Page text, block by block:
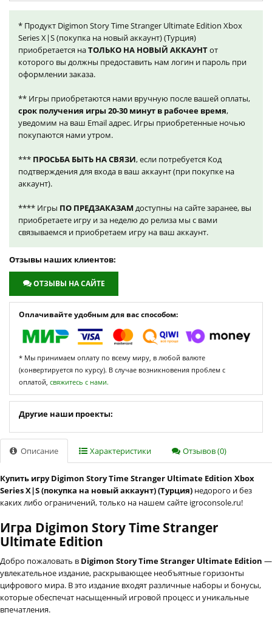
* Продукт Digimon Story Time Stranger Ultimate Edition Xbox
Series X|S (покупка на новый аккаунт) (Турция)
приобретается наТОЛЬКО НА НОВЫЙ АККАУНТот
которого вы должны предоставить нам логин и пароль при
оформлении заказа.
** Игры приобретаются нами вручную после вашей оплаты,
срок получения игры 20-30 минут в рабочее время,
уведомим на ваш Email адрес. Игры приобретенные ночью
покупаются нами утром.
*** ПРОСЬБА БЫТЬ НА СВЯЗИ, если потребуется Код
подтверждения для входа в ваш аккаунт (при покупке на
аккаунт).
**** Игры ПО ПРЕДЗАКАЗАМ доступны на сайте заранее, вы
приобретаете игру и за неделю до релиза мы с вами
связываемся и приобретаем игру на ваш аккаунт.
Отзывы наших клиентов:
ОТЗЫВЫ НА САЙТЕ
Оплачивайте удобным для вас способом:
* Мы принимаем оплату по всему миру, в любой валюте
(конвертируется по курсу). В случае возникновения проблем с
оплатой, свяжитесь с нами.
Другие наши проекты:
Описание Характеристики Отзывов (0)
Купить игру Digimon Story Time Stranger Ultimate Edition Xbox
Series X|S (покупка на новый аккаунт) (Турция) недорого и без
каких либо ограничений, только на нашем сайте igroconsole.ru!
Игра Digimon Story Time Stranger
Ultimate Edition
Добро пожаловать в Digimon Story Time Stranger Ultimate Edition —
увлекательное издание, раскрывающее необъятные горизонты
цифрового мира. В это издание входят различные наборы и бонусы,
которые обеспечат насыщенный игровой процесс и уникальные
впечатления.